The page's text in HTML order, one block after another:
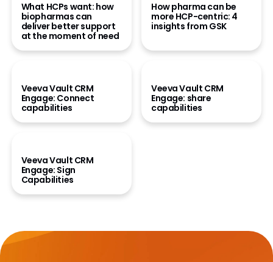
What HCPs want: how
biopharmas can
deliver better support
at the moment of need
How pharma can be
more HCP-centric: 4
insights from GSK
Veeva Vault CRM
Engage: Connect
capabilities
Veeva Vault CRM
Engage: share
capabilities
Veeva Vault CRM
Engage: Sign
Capabilities